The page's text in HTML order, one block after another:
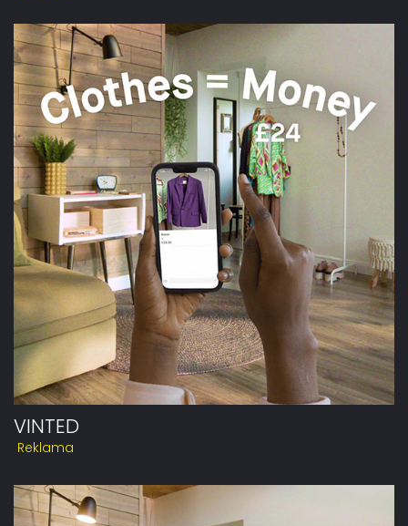
VINTED
Reklama